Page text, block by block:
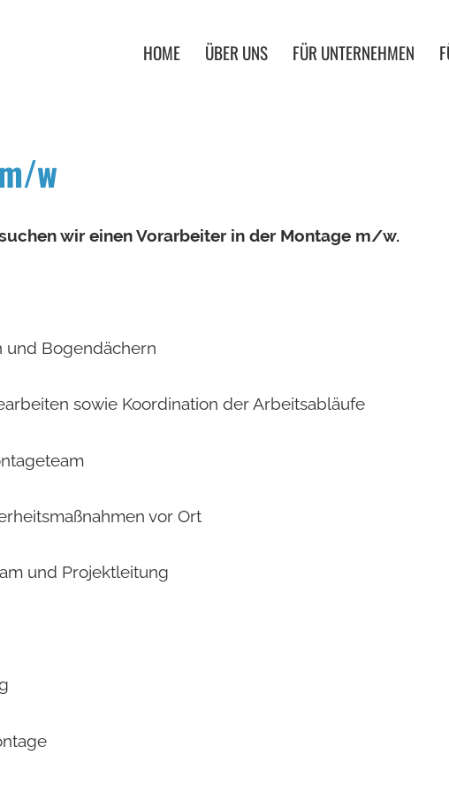
HOME ÜBER UNS FÜR UNTERNEHMEN
w
wir einen Vorarbeiter in der Montage m/w.
und Bogendächern
sowie Koordination der Arbeitsabläufe
vor Ort
und Projektleitung